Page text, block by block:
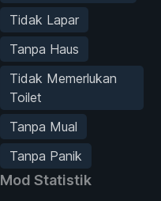
Tidak Lapar
Tanpa Haus
Tidak Memerlukan
Toilet
Tanpa Mual
Tanpa Panik
Mod Statistik